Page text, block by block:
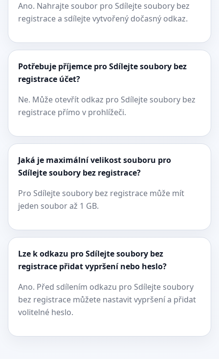
Ano. Nahrajte soubor pro Sdílejte soubory bez
registrace a sdílejte vytvořený dočasný odkaz.
Potřebuje příjemce pro Sdílejte soubory bez
registrace účet?
Ne. Může otevřít odkaz pro Sdílejte soubory bez
registrace přímo v prohlížeči.
Jaká je maximální velikost souboru pro
Sdílejte soubory bez registrace?
Pro Sdílejte soubory bez registrace může mít
jeden soubor až 1 GB.
Lze k odkazu pro Sdílejte soubory bez
registrace přidat vypršení nebo heslo?
Ano. Před sdílením odkazu pro Sdílejte soubory
bez registrace můžete nastavit vypršení a přidat
volitelné heslo.